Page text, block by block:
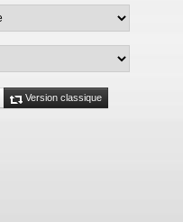
Version classique